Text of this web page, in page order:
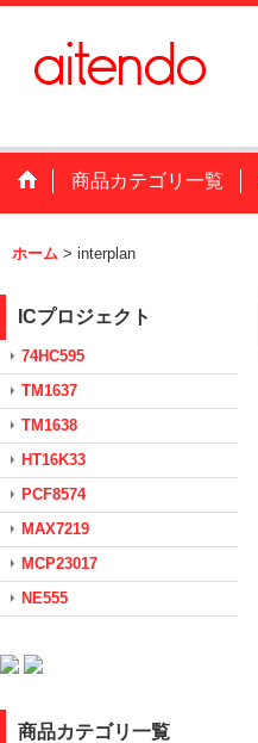
商品カテゴリ一覧
ホーム > interplan
ICプロジェクト
74HC595
TM1637
TM1638
HT16K33
PCF8574
MAX7219
MCP23017
NE555
商品カテゴリ一覧